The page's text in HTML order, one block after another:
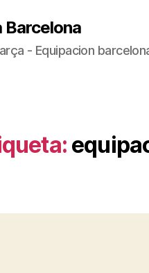
Barcelona
- Equipacion